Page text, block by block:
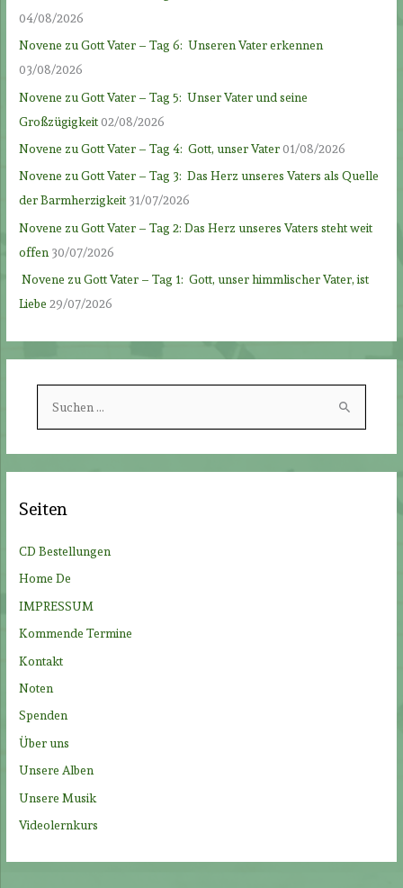
04/08/2026
Novene zu Gott Vater – Tag 6: Unseren Vater erkennen
03/08/2026
Novene zu Gott Vater – Tag 5: Unser Vater und seine
Großzügigkeit02/08/2026
Novene zu Gott Vater – Tag 4: Gott, unser Vater01/08/2026
Novene zu Gott Vater – Tag 3: Das Herz unseres Vaters als Quelle
der Barmherzigkeit 31/07/2026
Novene zu Gott Vater – Tag 2: Das Herz unseres Vaters steht weit
offen 30/07/2026
Novene zu Gott Vater – Tag 1: Gott, unser himmlischer Vater, ist
Liebe 29/07/2026
h
n
h
:
Seiten
CD Bestellungen
Home De
IMPRESSUM
Kommende Termine
Kontakt
Noten
Spenden
Über uns
Unsere Alben
Unsere Musik
Videolernkurs